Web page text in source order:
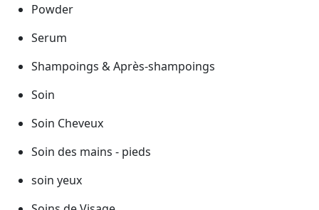
Powder
Serum
Shampoings & Après-shampoings
Soin
Soin Cheveux
Soin des mains - pieds
soin yeux